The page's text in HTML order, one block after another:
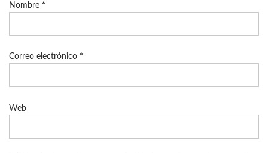
Nombre *
Correo electrónico *
Web